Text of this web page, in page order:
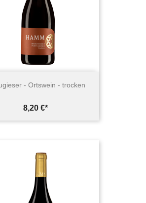
- Ortswein - trocken
Preis
8,20 €*